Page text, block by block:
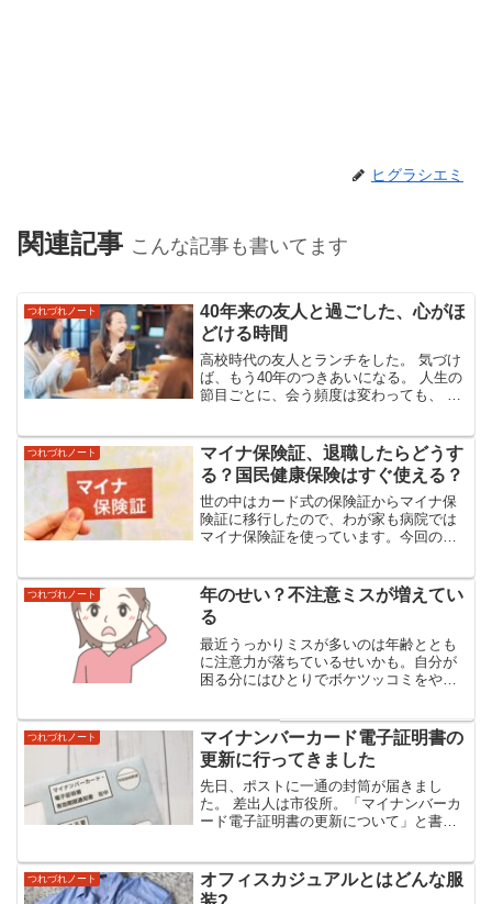
ヒグラシエミ
関連記事 こんな記事も書いてます
つれづれノート
40年来の友人と過ごした、心がほ
どける時間
高校時代の友人とランチをした。 気づけ
ば、もう40年のつきあいになる。 人生の
節目ごとに、会う頻度は変わっても、 会
ろう。店に入って席に着いた瞬間、 「変
わらんね...
つれづれノート
マイナ保険証、退職したらどうす
る？国民健康保険はすぐ使える？
世の中はカード式の保険証からマイナ保
険証に移行したので、わが家も病院では
マイナ保険証を使っています。今回の退
のでしょうか？結論からいうと、マイナ
保険証になっても健康保険...
つれづれノート
年のせい？不注意ミスが増えてい
る
最近うっかりミスが多いのは年齢ととも
に注意力が落ちているせいかも。自分が
困る分にはひとりでボケツッコミをやっ
をかけるのはダメよね。先日とうとう周
りの人に迷惑かけてしまっ...
つれづれノート
マイナンバーカード電子証明書の
更新に行ってきました
先日、ポストに一通の封筒が届きまし
た。 差出人は市役所。「マイナンバーカ
ード電子証明書の更新について」と書か
カードを手に取って確認してみると、有
効期限はまだ5年も先。 ...
つれづれノート
オフィスカジュアルとはどんな服